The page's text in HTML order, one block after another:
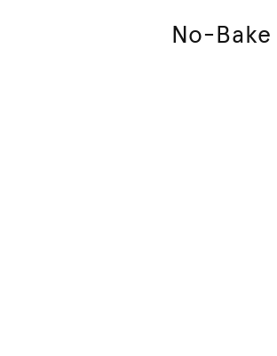
No-Bake